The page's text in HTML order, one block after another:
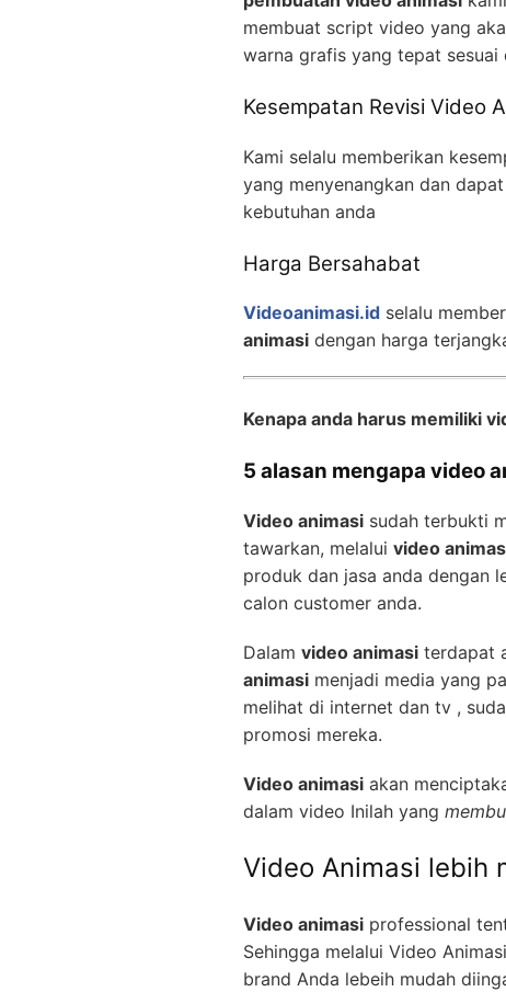
membuat script video yang
warna grafis yang tepat sesuai
Kesempatan Revisi Video
Kami selalu memberikan
yang menyenangkan dan
kebutuhan anda
Harga Bersahabat
Videoanimasi.id selalu
animasi dengan harga
Kenapa anda harus memiliki
5 alasan mengapa video
Video animasi sudah terbukti
tawarkan, melalui video
produk dan jasa anda dengan
calon customer anda.
Dalam video animasi terdapat
animasi menjadi media yang
melihat di internet dan tv ,
promosi mereka.
Video animasi akan
dalam video Inilah yang
Video Animasi lebih
Video animasi professional
Sehingga melalui Video
brand Anda lebeih mudah